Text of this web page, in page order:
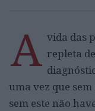
A vida das
repleta
uma vez que
sem este não